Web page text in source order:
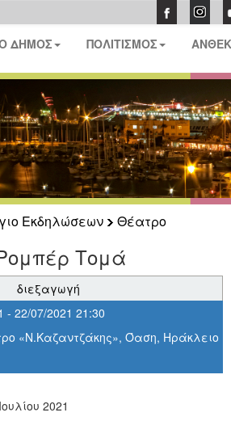
ΔΗΜΟΣ ΠΟΛΙΤΙΣΜΟΣ
Εκδηλώσεων
Θέατρο
Τομά
διεξαγωγή
- 22/07/2021 21:30
«Ν.Καζαντζάκης», Όαση, Ηράκλειο
2021